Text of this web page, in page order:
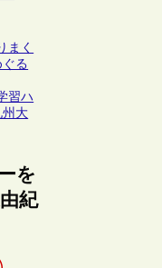
まく
る
習ハ
州大
を
紀